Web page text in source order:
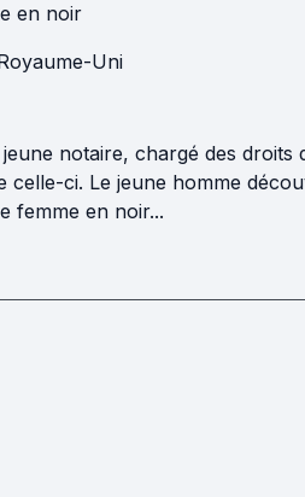
en noir
Uni
notaire, chargé des droits
celle-ci. Le jeune homme
femme en noir...